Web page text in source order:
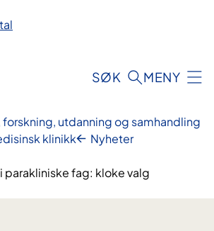
SØK MENY
forskning, utdanning og samhandling
klinikk
Nyheter
parakliniske fag: kloke valg